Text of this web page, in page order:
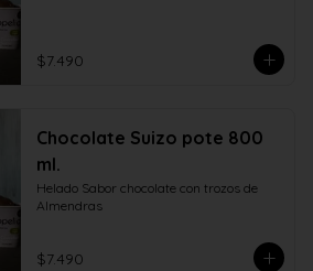
$7.490
Chocolate Suizo pote 800
ml.
Helado Sabor chocolate con trozos de
Almendras
$7.490